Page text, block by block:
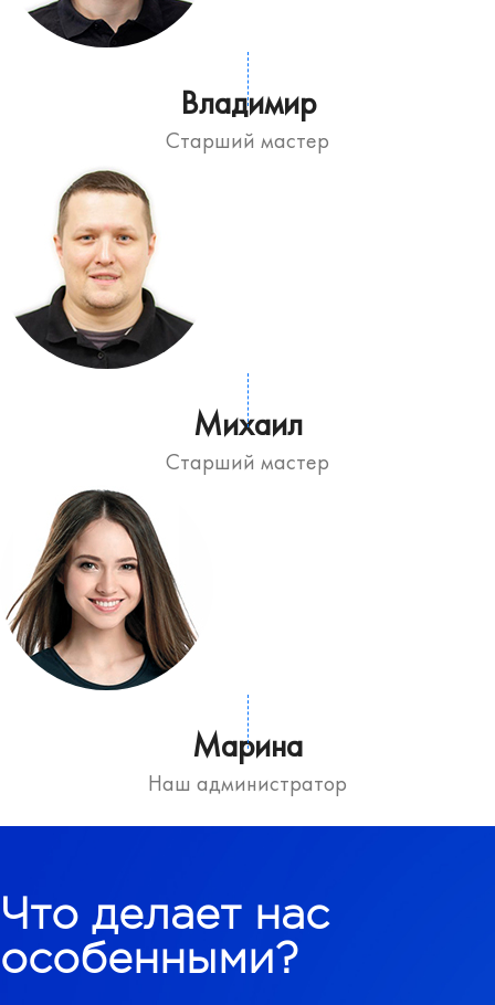
Владимир
Старший мастер
Михаил
Старший мастер
Марина
Наш администратор
Что делает нас
особенными?